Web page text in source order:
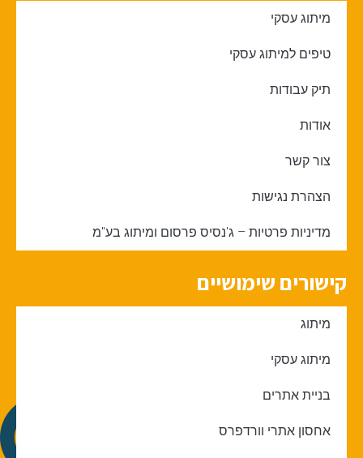
מיתוג עסקי
טיפים למיתוג עסקי
תיק עבודות
אודות
צור קשר
הצהרת נגישות
מדיניות פרטיות – ג'נסיס פרסום ומיתוג בע"מ
קישורים שימושיים
מיתוג
מיתוג עסקי
בניית אתרים
אחסון אתרי וורדפרס